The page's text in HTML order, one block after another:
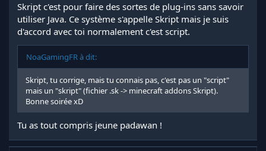
Skript c'est pour faire des sortes de plug-ins sans savoir
utiliser Java. Ce système s'appelle Skript mais je suis
d'accord avec toi normalement c'est script.
NoaGamingFR à dit:
Skript, tu corrige, mais tu connais pas, c'est pas un "script"
mais un "skript" (fichier .sk -> minecraft addons Skript).
Bonne soirée xD
Tu as tout compris jeune padawan !